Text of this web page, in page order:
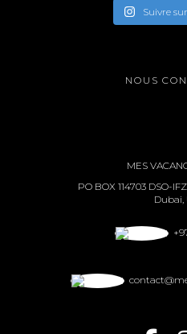
Suivre
NOUS
MES
PO BOX 114703 DSO-
Dubai,